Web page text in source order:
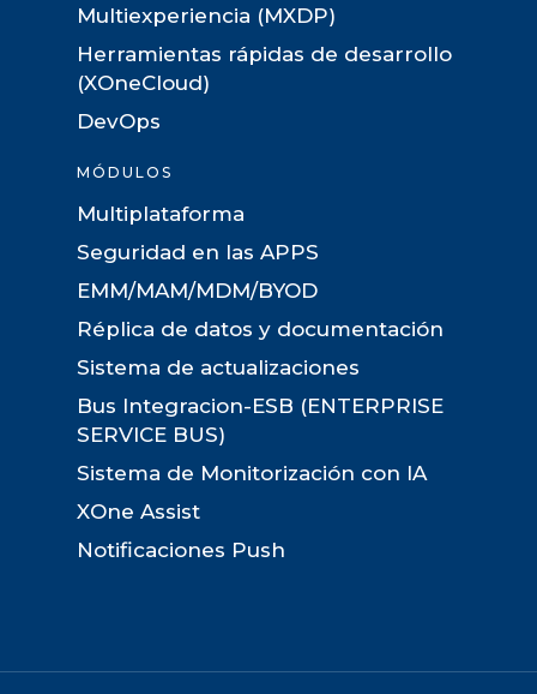
Multiexperiencia (MXDP)
Herramientas rápidas de desarrollo
(XOneCloud)
DevOps
MÓDULOS
Multiplataforma
Seguridad en las APPS
EMM/MAM/MDM/BYOD
Réplica de datos y documentación
Sistema de actualizaciones
Bus Integracion-ESB (ENTERPRISE
SERVICE BUS)
Sistema de Monitorización con IA
XOne Assist
Notificaciones Push